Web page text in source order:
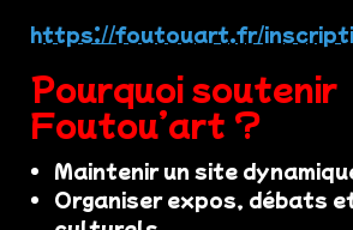
https://foutouart.fr/
Pourquoi soutenir
Foutou’art ?
Maintenir un site
Organiser expos, débats